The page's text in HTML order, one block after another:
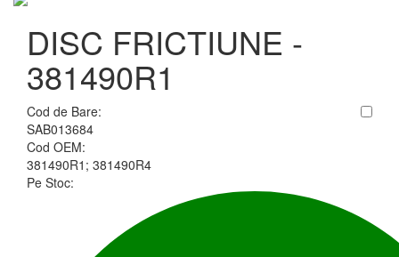
DISC FRICTIUNE -
381490R1
Cod de Bare:
SAB013684
Cod OEM:
381490R1; 381490R4
Pe Stoc: